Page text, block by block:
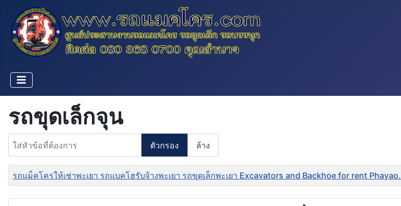
รถขุดเล็กจุน
ใส่หัวข้อที่ต้องการ
ตัวกรอง ล้าง
ชื่อ
รถแม็คโครให้เช่าพะเยา รถแบคโฮรับจ้างพะเยา รถขุดเล็กพะเยา Excavators and Backhoe for rent Phayao.